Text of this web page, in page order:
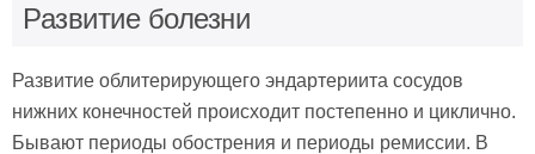
Развитие болезни
Развитие облитерирующего эндартериита сосудов
нижних конечностей происходит постепенно и циклично.
Бывают периоды обострения и периоды ремиссии. В